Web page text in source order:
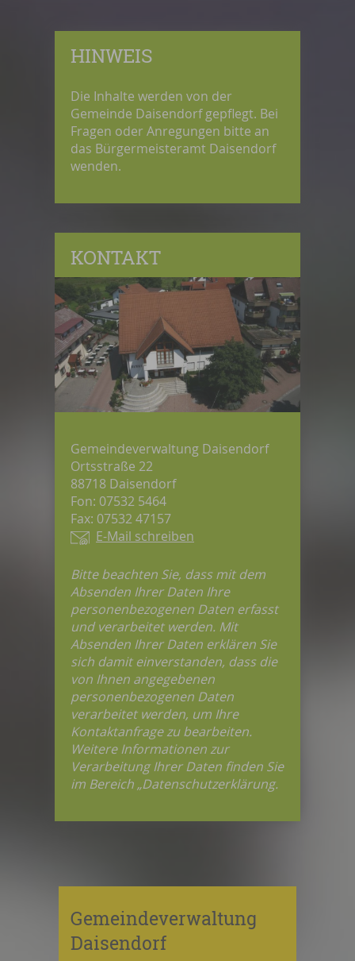
HINWEIS
Die Inhalte werden von der
Gemeinde Daisendorf gepflegt. Bei
Fragen oder Anregungen bitte an
das Bürgermeisteramt Daisendorf
wenden.
KONTAKT
Gemeindeverwaltung Daisendorf
Ortsstraße 22
88718 Daisendorf
Fon: 07532 5464
Fax: 07532 47157
E-Mail schreiben
Bitte beachten Sie, dass mit dem
Absenden Ihrer Daten Ihre
personenbezogenen Daten erfasst
und verarbeitet werden. Mit
Absenden Ihrer Daten erklären Sie
sich damit einverstanden, dass die
von Ihnen angegebenen
personenbezogenen Daten
verarbeitet werden, um Ihre
Kontaktanfrage zu bearbeiten.
Weitere Informationen zur
Verarbeitung Ihrer Daten finden Sie
im Bereich „Datenschutzerklärung.
Gemeindeverwaltung
Daisendorf